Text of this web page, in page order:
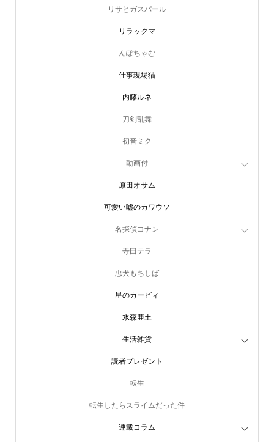
リサとガスパール
リラックマ
んぽちゃむ
仕事現場猫
内藤ルネ
刀剣乱舞
初音ミク
動画付
原田オサム
可愛い嘘のカワウソ
名探偵コナン
寺田テラ
忠犬もちしば
星のカービィ
水森亜土
生活雑貨
読者プレゼント
転生
転生したらスライムだった件
連載コラム